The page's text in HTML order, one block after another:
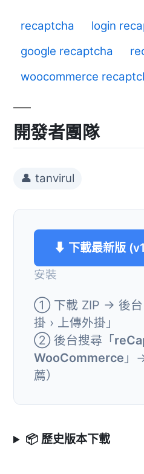
recaptcha
login
google recaptcha
woocommerce
開發者團隊
👤 tanvirul
⬇ 下載最新版
安裝
① 下載 ZIP → 後台
掛 › 上傳外掛」
② 後台搜尋「
WooCommerce 」
薦）
📦 歷史版本下載